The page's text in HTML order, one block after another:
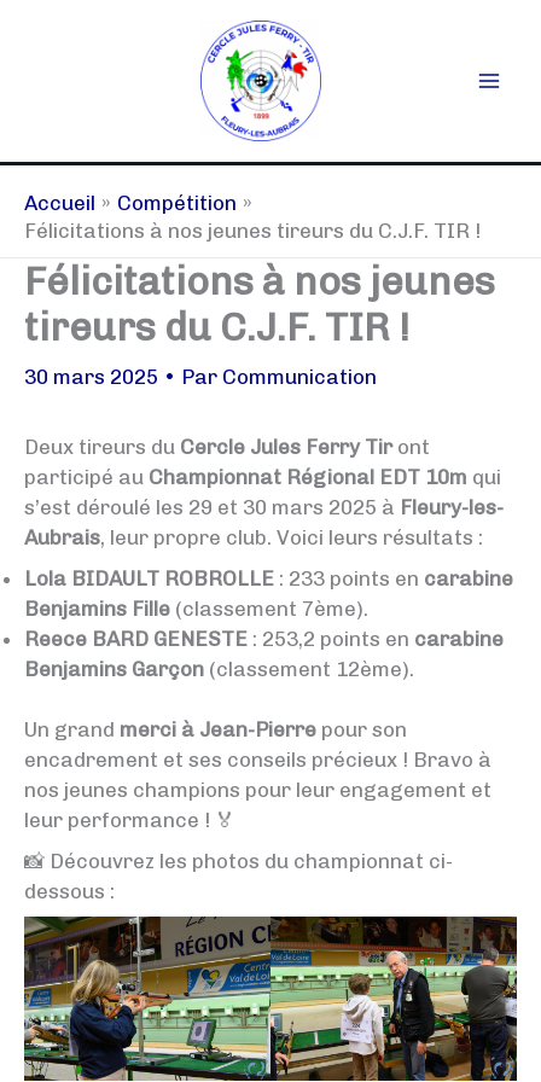
Accueil
Compétition
Félicitations à nos jeunes tireurs du C.J.F. TIR !
Félicitations à nos jeunes
tireurs du C.J.F. TIR !
30 mars 2025 • Par Communication
Deux tireurs du Cercle Jules Ferry Tiront
participé au Championnat Régional EDT 10m qui
s’est déroulé les 29 et 30 mars 2025 à Fleury-les-
Aubrais, leur propre club. Voici leurs résultats :
Lola BIDAULT ROBROLLE : 233 points en carabine
Benjamins Fille (classement 7ème).
Reece BARD GENESTE : 253,2 points en carabine
Benjamins Garçon (classement 12ème).
Un grand merci à Jean-Pierre pour son
encadrement et ses conseils précieux ! Bravo à
nos jeunes champions pour leur engagement et
leur performance ! 🏅
📸 Découvrez les photos du championnat ci-
dessous :